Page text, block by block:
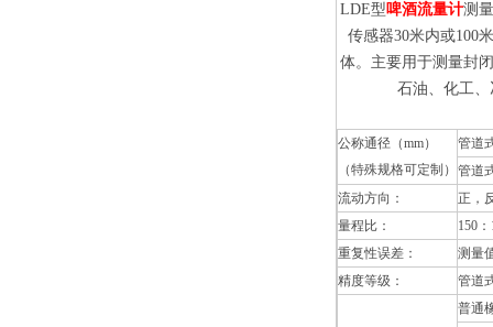
LDE型啤酒流量计测
传感器30米内或100
体。主要用于测量封
石油、化工
公称通径（mm）
（特殊规格可定制）
管道
管道
流动方向：
正，
量程比：
150：
重复性误差：
测量
精度等级：
管道
普通